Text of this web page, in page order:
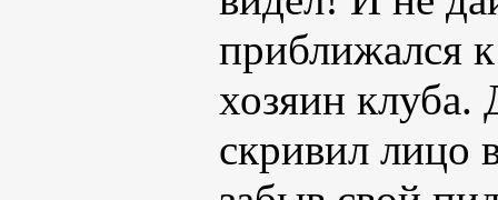
приближался
хозяин клуба.
скривил лицо